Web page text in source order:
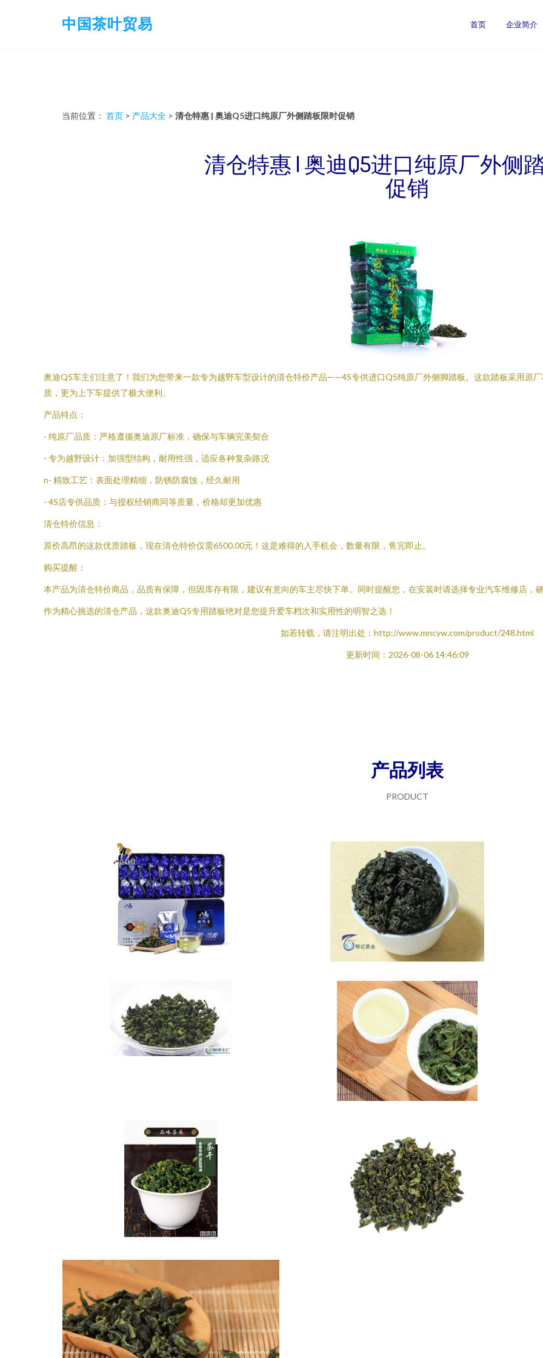
中国茶叶贸易 首页 企业简介
当前位置： 首页 > 产品大全 > 清仓特惠 | 奥迪Q5进口纯原厂外侧踏板限时促销
清仓特惠 | 奥迪Q5进口纯原厂外侧
促销
奥迪Q5车主们注意了！我们为您带来一款专为越野车型设计的清仓特价产品——4S专供进口Q5纯原厂外侧脚踏板。这款踏板采用原
质，更为上下车提供了极大便利。
产品特点：
- 纯原厂品质：严格遵循奥迪原厂标准，确保与车辆完美契合
- 专为越野设计：加强型结构，耐用性强，适应各种复杂路况
n- 精致工艺：表面处理精细，防锈防腐蚀，经久耐用
- 4S店专供品质：与授权经销商同等质量，价格却更加优惠
清仓特价信息：
原价高昂的这款优质踏板，现在清仓特价仅需6500.00元！这是难得的入手机会，数量有限，售完即止。
购买提醒：
本产品为清仓特价商品，品质有保障，但因库存有限，建议有意向的车主尽快下单。同时提醒您，在安装时请选择专业汽车维修店，
作为精心挑选的清仓产品，这款奥迪Q5专用踏板绝对是您提升爱车档次和实用性的明智之选！
如若转载，请注明出处：http://www.mncyw.com/product/248.html
更新时间：2026-08-06 14:46:09
产品列表
PRODUCT